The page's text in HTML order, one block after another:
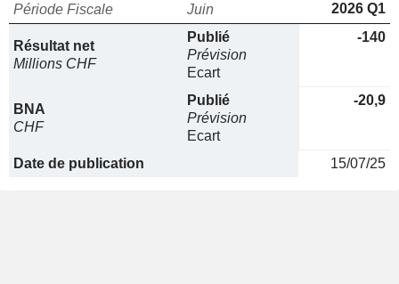
Période Fiscale Juin 2026 Q1
Résultat net
Millions CHF
Publié
Prévision
Ecart
-140
BNA
CHF
Publié
Prévision
Ecart
-20,9
Date de publication 15/07/25